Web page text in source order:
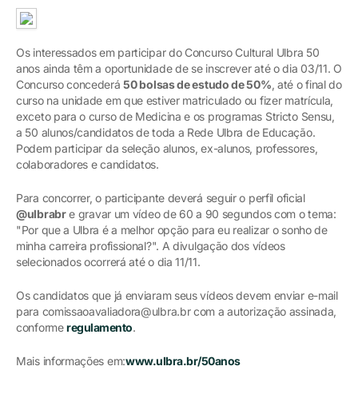
Os interessados em participar do Concurso Cultural Ulbra 50
anos ainda têm a oportunidade de se inscrever até o dia 03/11. O
Concurso concederá50 bolsas de estudo de 50%, até o final do
curso na unidade em que estiver matriculado ou fizer matrícula,
exceto para o curso de Medicina e os programas Stricto Sensu,
a 50 alunos/candidatos de toda a Rede Ulbra de Educação.
Podem participar da seleção alunos, ex-alunos, professores,
colaboradores e candidatos.
Para concorrer, o participante deverá seguir o perfil oficial
@ulbrabre gravar um vídeo de 60 a 90 segundos com o tema:
"Por que a Ulbra é a melhor opção para eu realizar o sonho de
minha carreira profissional?". A divulgação dos vídeos
selecionados ocorrerá até o dia 11/11.
Os candidatos que já enviaram seus vídeos devem enviar e-mail
para comissaoavaliadora@ulbra.br com a autorização assinada,
conformeregulamento.
Mais informações em:www.ulbra.br/50anos